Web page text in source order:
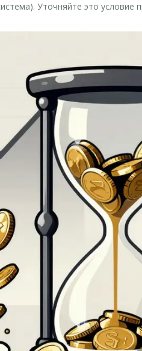
Уточняйте это условие